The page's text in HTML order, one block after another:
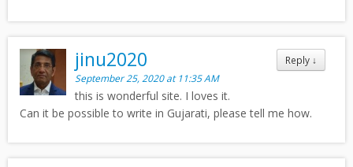
Reply ↓
jinu2020
September 25, 2020 at 11:35 AM
this is wonderful site. I loves it.
Can it be possible to write in Gujarati, please tell me how.